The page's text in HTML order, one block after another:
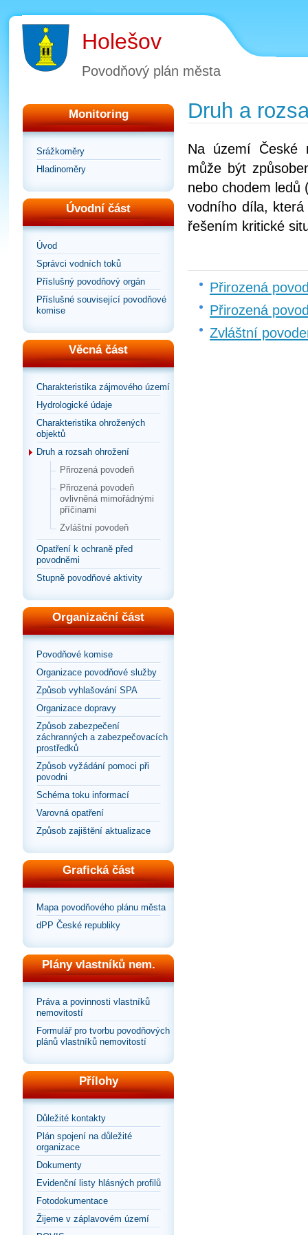
Holešov
Povodňový plán města
Monitoring
Srážkoměry
Hladinoměry
Úvodní část
Úvod
Správci vodních toků
Příslušný povodňový orgán
Příslušné související povodňové
komise
Věcná část
Charakteristika zájmového území
Hydrologické údaje
Charakteristika ohrožených
objektů
Druh a rozsah ohrožení
Přirozená povodeň
Přirozená povodeň
ovlivněná mimořádnými
příčinami
Zvláštní povodeň
Opatření k ochraně před
povodněmi
Stupně povodňové aktivity
Organizační část
Povodňové komise
Organizace povodňové služby
Způsob vyhlašování SPA
Organizace dopravy
Způsob zabezpečení
záchranných a zabezpečovacích
prostředků
Způsob vyžádání pomoci při
povodni
Schéma toku informací
Varovná opatření
Způsob zajištění aktualizace
Grafická část
Mapa povodňového plánu města
dPP České republiky
Plány vlastníků nem.
Práva a povinnosti vlastníků
nemovitostí
Formulář pro tvorbu povodňových
plánů vlastníků nemovitostí
Přílohy
Důležité kontakty
Plán spojení na důležité
organizace
Dokumenty
Evidenční listy hlásných profilů
Fotodokumentace
Žijeme v záplavovém území
Druh a
Na území České
může být
nebo chodem ledů
vodního díla,
řešením kritické
Přirozená
Přirozená
Zvláštní